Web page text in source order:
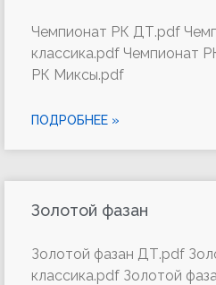
Чемпионат РК ДТ.pdf
классика.pdf Чемпионат
РК Миксы.pdf
ПОДРОБНЕЕ »
Золотой фазан
Золотой фазан ДТ.pdf
классика.pdf Золотой